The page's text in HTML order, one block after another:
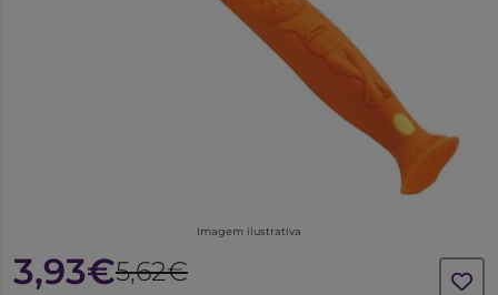
Imagem ilustrativa
3,93€5,62€